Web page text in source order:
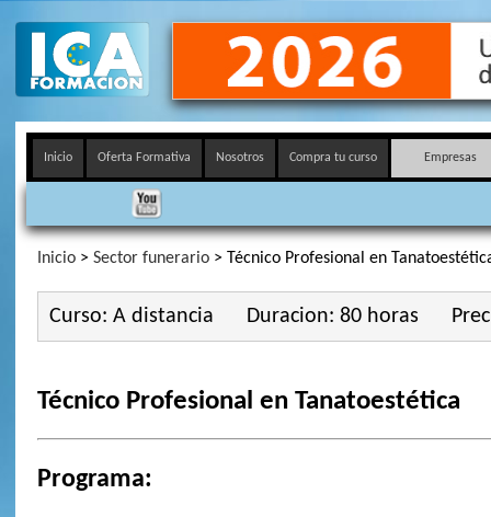
Inicio Oferta Formativa Nosotros Compra tu curso Empresas
Inicio> Sector funerario> Técnico Profesional en
Curso: A distancia Duracion: 80 horas
Técnico Profesional en Tanatoestética
Programa: